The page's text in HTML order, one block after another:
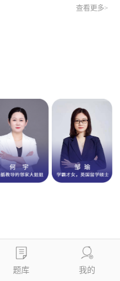
题库 我的
查看更多>